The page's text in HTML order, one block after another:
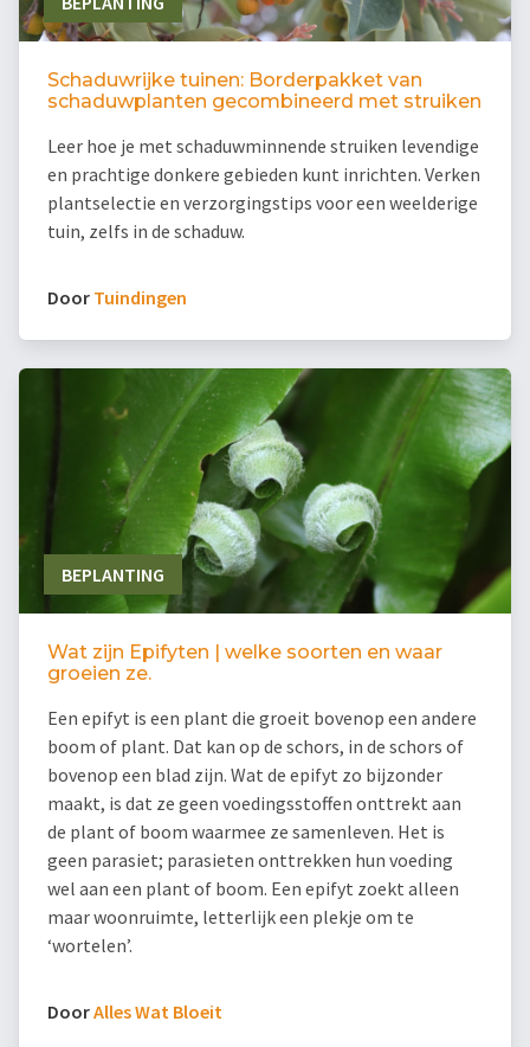
Schaduwrijke tuinen: Borderpakket van
schaduwplanten gecombineerd met struiken
Leer hoe je met schaduwminnende struiken levendige
en prachtige donkere gebieden kunt inrichten. Verken
plantselectie en verzorgingstips voor een weelderige
tuin, zelfs in de schaduw.
Door Tuindingen
BEPLANTING
Wat zijn Epifyten | welke soorten en waar
groeien ze.
Een epifyt is een plant die groeit bovenop een andere
boom of plant. Dat kan op de schors, in de schors of
bovenop een blad zijn. Wat de epifyt zo bijzonder
maakt, is dat ze geen voedingsstoffen onttrekt aan
de plant of boom waarmee ze samenleven. Het is
geen parasiet; parasieten onttrekken hun voeding
wel aan een plant of boom. Een epifyt zoekt alleen
maar woonruimte, letterlijk een plekje om te
‘wortelen’.
DoorAlles Wat Bloeit